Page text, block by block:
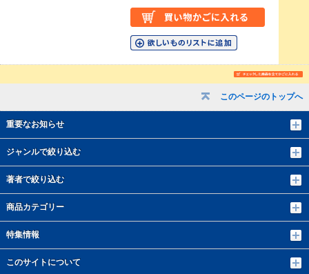
このページのトップへ
重要なお知らせ
ジャンルで絞り込む
著者で絞り込む
商品カテゴリー
特集情報
このサイトについて